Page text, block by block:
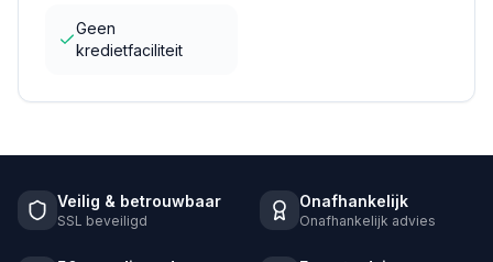
Geen
kredietfaciliteit
Veilig & betrouwbaar
SSL beveiligd
Onafhankelijk
Onafhankelijk advies